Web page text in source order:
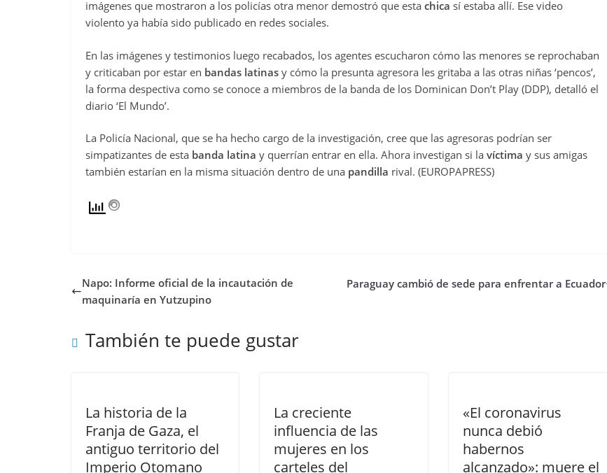
imágenes que mostraron a los policías otra menor demostró que esta chica sí estaba allí. Ese video
violento ya había sido publicado en redes sociales.
En las imágenes y testimonios luego recabados, los agentes escucharon cómo las menores se reprochaban
y criticaban por estar en bandas latinas y cómo la presunta agresora les gritaba a las otras niñas ‘pencos’,
la forma despectiva como se conoce a miembros de la banda de los Dominican Don’t Play (DDP), detalló el
diario ‘El Mundo’.
La Policía Nacional, que se ha hecho cargo de la investigación, cree que las agresoras podrían ser
simpatizantes de esta banda latina y querrían entrar en ella. Ahora investigan si la víctima y sus amigas
también estarían en la misma situación dentro de una pandilla rival. (EUROPAPRESS)
Napo: Informe oficial de la incautación de
maquinaría en Yutzupino
Paraguay cambió de sede para enfrentar a Ecuador
También te puede gustar
La historia de la
Franja de Gaza, el
antiguo territorio del
Imperio Otomano
La creciente
influencia de las
mujeres en los
carteles del
«El coronavirus
nunca debió
habernos
alcanzado»: muere el